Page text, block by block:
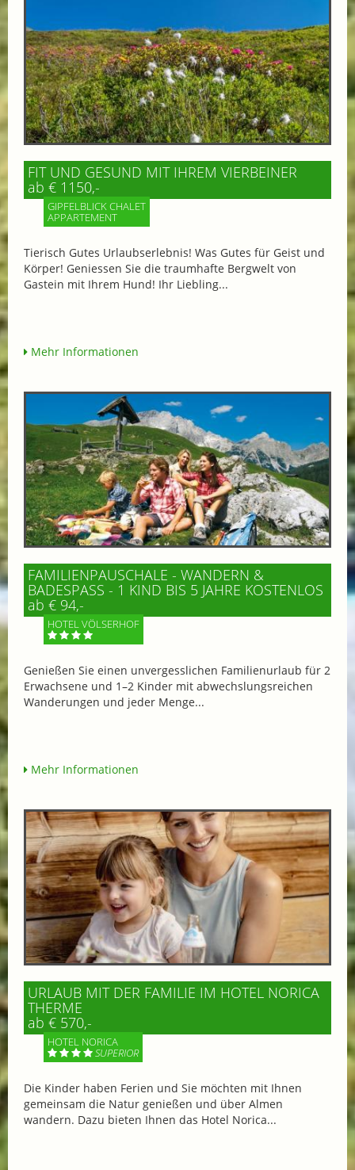
FIT UND GESUND MIT IHREM VIERBEINER
ab € 1150,-
GIPFELBLICK CHALET
APPARTEMENT
Tierisch Gutes Urlaubserlebnis! Was Gutes für Geist und
Körper! Geniessen Sie die traumhafte Bergwelt von
Gastein mit Ihrem Hund! Ihr Liebling...
Mehr Informationen
FAMILIENPAUSCHALE - WANDERN &
BADESPASS - 1 KIND BIS 5 JAHRE KOSTENLOS
ab € 94,-
HOTEL VÖLSERHOF
Genießen Sie einen unvergesslichen Familienurlaub für 2
Erwachsene und 1–2 Kinder mit abwechslungsreichen
Wanderungen und jeder Menge...
Mehr Informationen
URLAUB MIT DER FAMILIE IM HOTEL NORICA
THERME
ab € 570,-
HOTEL NORICA
SUPERIOR
Die Kinder haben Ferien und Sie möchten mit Ihnen
gemeinsam die Natur genießen und über Almen
wandern. Dazu bieten Ihnen das Hotel Norica...